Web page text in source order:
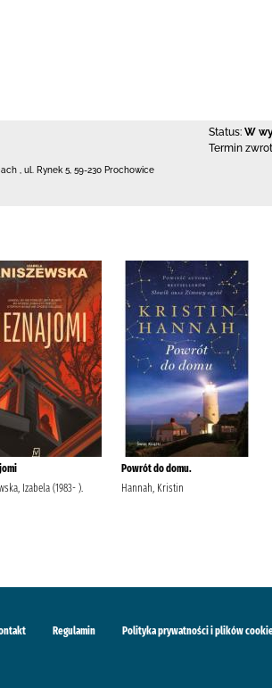
Status: W
Termin
ul. Rynek 5 59-230 Prochowice
Izabela (1983- ).
Powrót do domu.
Hannah, Kristin
Regulamin Polityka prywatności i plików